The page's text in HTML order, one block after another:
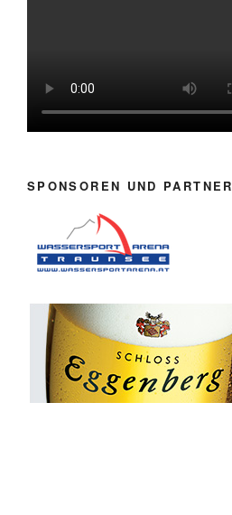
SPONSOREN UND PARTNER